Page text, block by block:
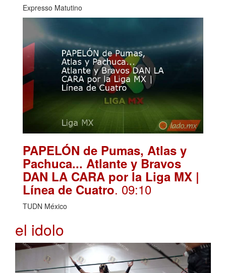
Expresso Matutino
PAPELÓN de Pumas, Atlas y
Pachuca... Atlante y Bravos
DAN LA CARA por la Liga MX |
Línea de Cuatro. 09:10
TUDN México
el idolo